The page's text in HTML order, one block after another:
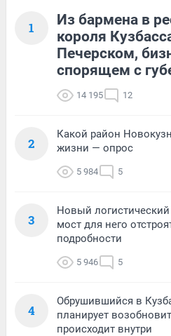
1
Из бармена в
короля
Печерском,
спорящем с
14 195 12
2
Какой район
жизни — опрос
5 984 5
3
Новый
мост для него
подробности
5 946 5
4
Обрушившийся в
планирует
происходит внутри